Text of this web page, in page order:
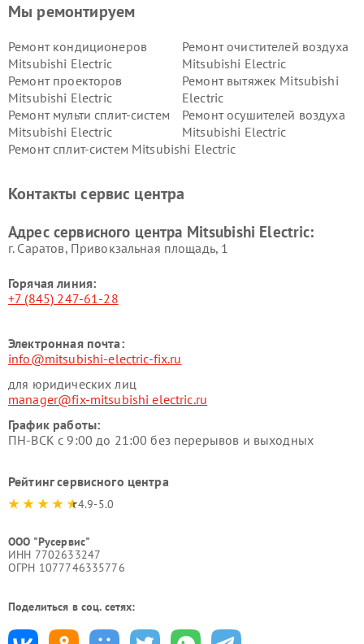
Мы ремонтируем
Ремонт кондиционеров
Mitsubishi Electric
Ремонт очистителей воздуха
Mitsubishi Electric
Ремонт проекторов
Mitsubishi Electric
Ремонт вытяжек Mitsubishi
Electric
Ремонт мульти сплит-систем
Mitsubishi Electric
Ремонт осушителей воздуха
Mitsubishi Electric
Ремонт сплит-систем Mitsubishi Electric
Контакты сервис центра
Адрес сервисного центра Mitsubishi Electric:
г. Саратов, Привокзальная площадь, 1
Горячая линия:
+7 (845) 247-61-28
Электронная почта:
info@mitsubishi-electric-fix.ru
для юридических лиц
manager@fix-mitsubishi electric.ru
График работы:
ПН-ВСК с 9:00 до 21:00 без перерывов и выходных
Рейтинг сервисного центра
4.9-5.0
ООО "Русервис"
ИНН 7702633247
ОГРН 1077746335776
Поделиться в соц. сетях: